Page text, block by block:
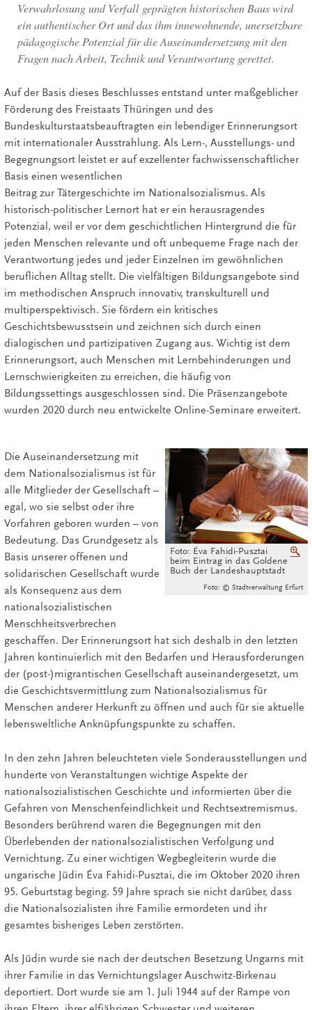
Verwahrlosung und Verfall geprägten historischen Baus wird
ein authentischer Ort und das ihm innewohnende, unersetzbare
pädagogische Potenzial für die Auseinandersetzung mit den
Fragen nach Arbeit, Technik und Verantwortung gerettet.
Auf der Basis dieses Beschlusses entstand unter maßgeblicher
Förderung des Freistaats Thüringen und des
Bundeskulturstaatsbeauftragten ein lebendiger Erinnerungsort
mit internationaler Ausstrahlung. Als Lern-, Ausstellungs- und
Begegnungsort leistet er auf exzellenter fachwissenschaftlicher
Basis einen wesentlichen
Beitrag zur Tätergeschichte im Nationalsozialismus. Als
historisch-politischer Lernort hat er ein herausragendes
Potenzial, weil er vor dem geschichtlichen Hintergrund die für
jeden Menschen relevante und oft unbequeme Frage nach der
Verantwortung jedes und jeder Einzelnen im gewöhnlichen
beruflichen Alltag stellt. Die vielfältigen Bildungsangebote sind
im methodischen Anspruch innovativ, transkulturell und
multiperspektivisch. Sie fördern ein kritisches
Geschichtsbewusstsein und zeichnen sich durch einen
dialogischen und partizipativen Zugang aus. Wichtig ist dem
Erinnerungsort, auch Menschen mit Lernbehinderungen und
Lernschwierigkeiten zu erreichen, die häufig von
Bildungssettings ausgeschlossen sind. Die Präsenzangebote
wurden 2020 durch neu entwickelte Online-Seminare erweitert.
Foto: Éva Fahidi-Pusztai
beim Eintrag in das Goldene
Buch der Landeshauptstadt
Foto: © Stadtverwaltung Erfurt
Die Auseinandersetzung mit
dem Nationalsozialismus ist für
alle Mitglieder der Gesellschaft –
egal, wo sie selbst oder ihre
Vorfahren geboren wurden – von
Bedeutung. Das Grundgesetz als
Basis unserer offenen und
solidarischen Gesellschaft wurde
als Konsequenz aus dem
nationalsozialistischen
Menschheitsverbrechen
geschaffen. Der Erinnerungsort hat sich deshalb in den letzten
Jahren kontinuierlich mit den Bedarfen und Herausforderungen
der (post-)migrantischen Gesellschaft auseinandergesetzt, um
die Geschichtsvermittlung zum Nationalsozialismus für
Menschen anderer Herkunft zu öffnen und auch für sie aktuelle
lebensweltliche Anknüpfungspunkte zu schaffen.
In den zehn Jahren beleuchteten viele Sonderausstellungen und
hunderte von Veranstaltungen wichtige Aspekte der
nationalsozialistischen Geschichte und informierten über die
Gefahren von Menschenfeindlichkeit und Rechtsextremismus.
Besonders berührend waren die Begegnungen mit den
Überlebenden der nationalsozialistischen Verfolgung und
Vernichtung. Zu einer wichtigen Wegbegleiterin wurde die
ungarische Jüdin Éva Fahidi-Pusztai, die im Oktober 2020 ihren
95. Geburtstag beging. 59 Jahre sprach sie nicht darüber, dass
die Nationalsozialisten ihre Familie ermordeten und ihr
gesamtes bisheriges Leben zerstörten.
Als Jüdin wurde sie nach der deutschen Besetzung Ungarns mit
ihrer Familie in das Vernichtungslager Auschwitz-Birkenau
deportiert. Dort wurde sie am 1. Juli 1944 auf der Rampe von